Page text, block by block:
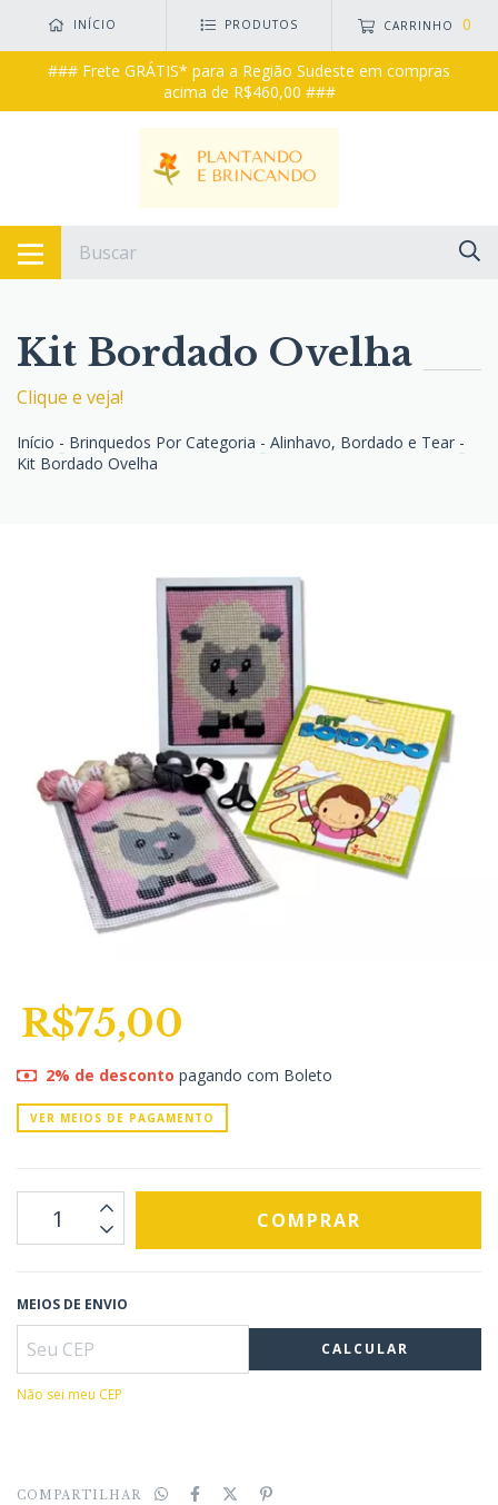
INÍCIO PRODUTOS CARRINHO 0
### Frete GRÁTIS* para a Região Sudeste em compras
acima de R$460,00 ###
Kit Bordado Ovelha
Clique e veja!
Início - Brinquedos Por Categoria - Alinhavo, Bordado e Tear -
Kit Bordado Ovelha
R$75,00
2% de desconto pagando com Boleto
VER MEIOS DE PAGAMENTO
MEIOS DE ENVIO
CALCULAR
Não sei meu CEP
COMPARTILHAR